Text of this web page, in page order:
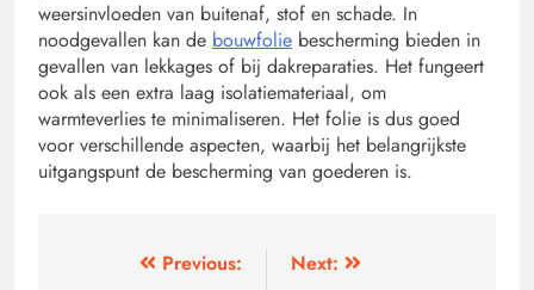
weersinvloeden van buitenaf, stof en schade. In
noodgevallen kan de bouwfolie bescherming bieden in
gevallen van lekkages of bij dakreparaties. Het fungeert
ook als een extra laag isolatiemateriaal, om
warmteverlies te minimaliseren. Het folie is dus goed
voor verschillende aspecten, waarbij het belangrijkste
uitgangspunt de bescherming van goederen is.
Previous:
Next: